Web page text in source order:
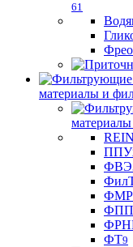
61
материалы и
материaлы
ППУ
ФВЭ
ФМР
ФПП
ФТ9